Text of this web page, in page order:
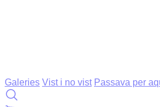
Galeries Vist i no vist Passava per